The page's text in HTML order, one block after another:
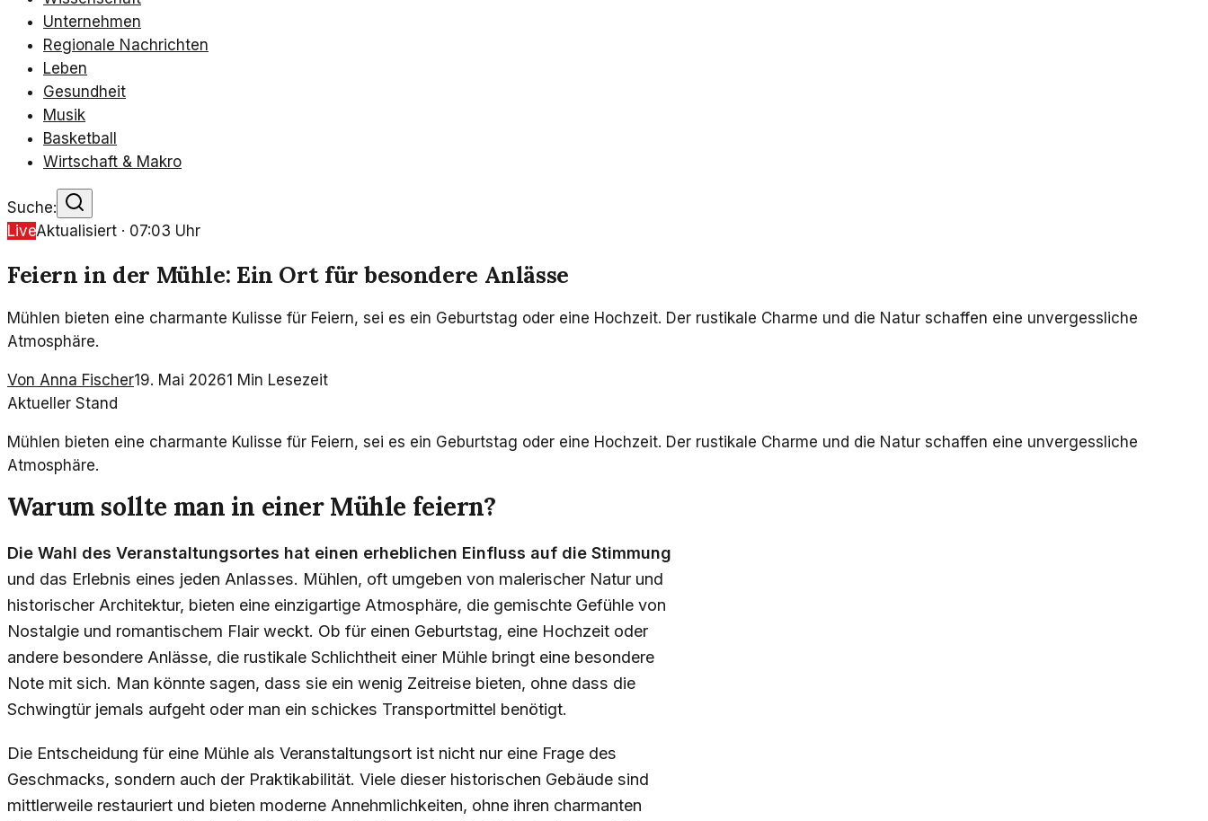
Unternehmen
Regionale Nachrichten
Leben
Gesundheit
Musik
Basketball
Wirtschaft & Makro
Suche:
LiveAktualisiert · 07:03 Uhr
Feiern in der Mühle: Ein Ort für besondere Anlässe
Mühlen bieten eine charmante Kulisse für Feiern, sei es ein Geburtstag oder eine Hochzeit. Der rustikale Charme und die Natur schaffen eine unvergessliche
Atmosphäre.
Von Anna Fischer19. Mai 20261 Min Lesezeit
Aktueller Stand
Mühlen bieten eine charmante Kulisse für Feiern, sei es ein Geburtstag oder eine Hochzeit. Der rustikale Charme und die Natur schaffen eine unvergessliche
Atmosphäre.
Warum sollte man in einer Mühle feiern?
Die Wahl des Veranstaltungsortes hat einen erheblichen Einfluss auf die Stimmung
und das Erlebnis eines jeden Anlasses. Mühlen, oft umgeben von malerischer Natur und
historischer Architektur, bieten eine einzigartige Atmosphäre, die gemischte Gefühle von
Nostalgie und romantischem Flair weckt. Ob für einen Geburtstag, eine Hochzeit oder
andere besondere Anlässe, die rustikale Schlichtheit einer Mühle bringt eine besondere
Note mit sich. Man könnte sagen, dass sie ein wenig Zeitreise bieten, ohne dass die
Schwingtür jemals aufgeht oder man ein schickes Transportmittel benötigt.
Die Entscheidung für eine Mühle als Veranstaltungsort ist nicht nur eine Frage des
Geschmacks, sondern auch der Praktikabilität. Viele dieser historischen Gebäude sind
mittlerweile restauriert und bieten moderne Annehmlichkeiten, ohne ihren charmanten